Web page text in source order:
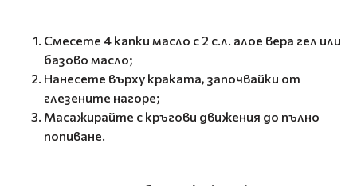
Смесете 4 капки масло с 2 с.л. алое вера гел или
базово масло;
Нанесете върху краката, започвайки от
глезените нагоре;
Масажирайте с кръгови движения до пълно
попиване.